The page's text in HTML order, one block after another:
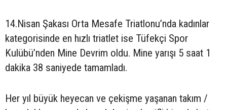
14.Nisan Şakası Orta Mesafe Triatlonu’nda kadınlar
kategorisinde en hızlı triatlet ise Tüfekçi Spor
Kulübü’nden Mine Devrim oldu. Mine yarışı 5 saat 1
dakika 38 saniyede tamamladı.
Her yıl büyük heyecan ve çekişme yaşanan takım /